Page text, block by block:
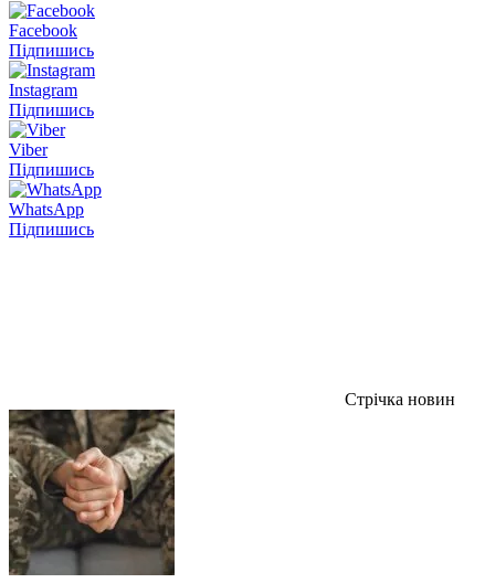
Facebook
Підпишись
Instagram
Підпишись
Viber
Підпишись
WhatsApp
Підпишись
Стрічка новин